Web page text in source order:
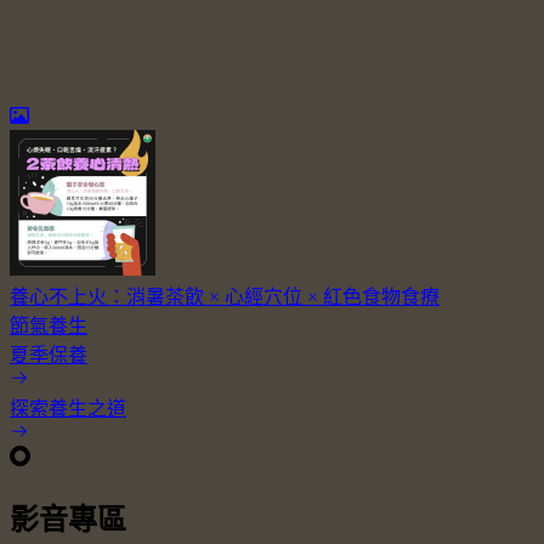
養心不上火：消暑茶飲 × 心經穴位 × 紅色食物食療
節氣養生
夏季保養
探索養生之道
影音專區